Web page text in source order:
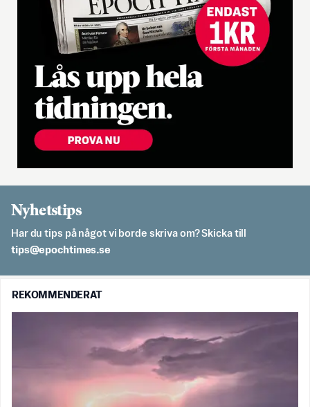
Nyhetstips
Har du tips på något vi borde skriva om? Skicka till
es.semithcope@spit
REKOMMENDERAT